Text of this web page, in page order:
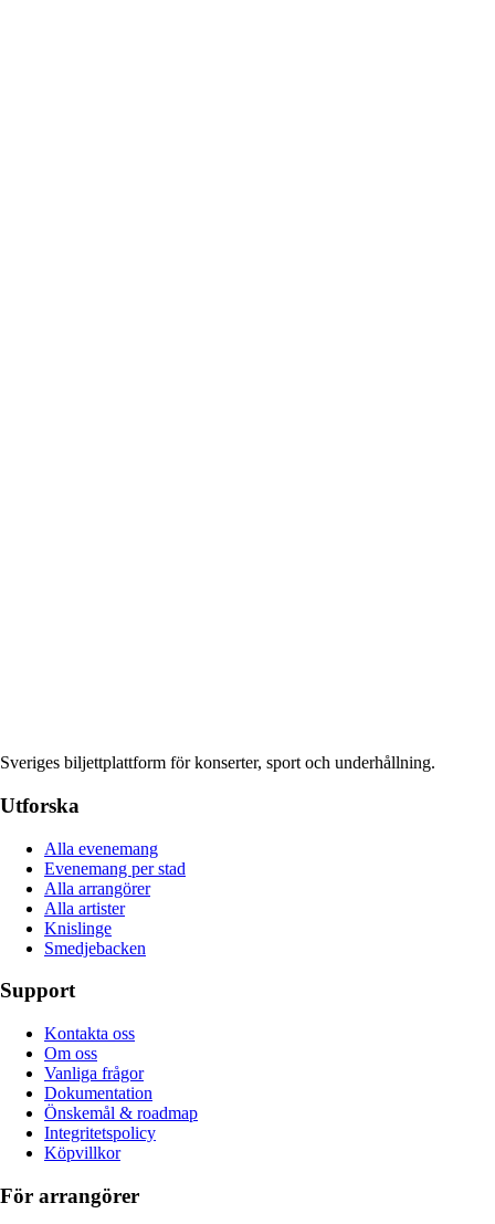
Sveriges biljettplattform för konserter, sport och underhållning.
Utforska
Alla evenemang
Evenemang per stad
Alla arrangörer
Alla artister
Knislinge
Smedjebacken
Support
Kontakta oss
Om oss
Vanliga frågor
Dokumentation
Önskemål & roadmap
Integritetspolicy
Köpvillkor
För arrangörer